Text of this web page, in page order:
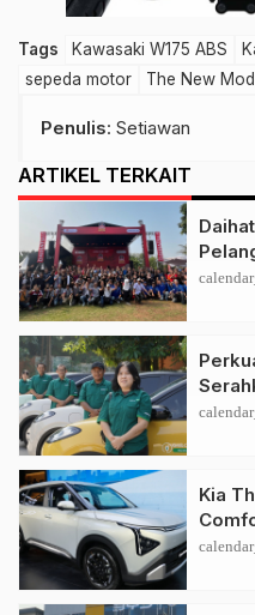
Tags Kawasaki W175 ABS
sepeda motor
The New
Penulis: Setiawan
ARTIKEL TERKAIT
Depok
untuk
Kia